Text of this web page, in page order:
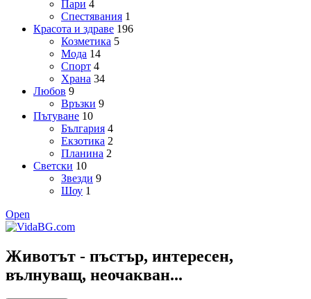
Пари 4
Спестявания 1
Красота и здраве 196
Козметика 5
Мода 14
Спорт 4
Храна 34
Любов 9
Връзки 9
Пътуване 10
България 4
Екзотика 2
Планина 2
Светски 10
Звезди 9
Шоу 1
Open
Животът - пъстър, интересен,
вълнуващ, неочакван...